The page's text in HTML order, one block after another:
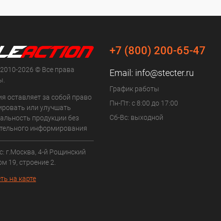
2026 © Все права
оставляет за собой право
или улучшать
продукции без
информирования
г.Москва, 4-й Рощинский
19, строение 2.
на карте
+7 (800) 200-65-47
Email: info@stecter.ru
График работы
Пн-Пт: с 8:00 до 17:00
Сб-Вс: выходной